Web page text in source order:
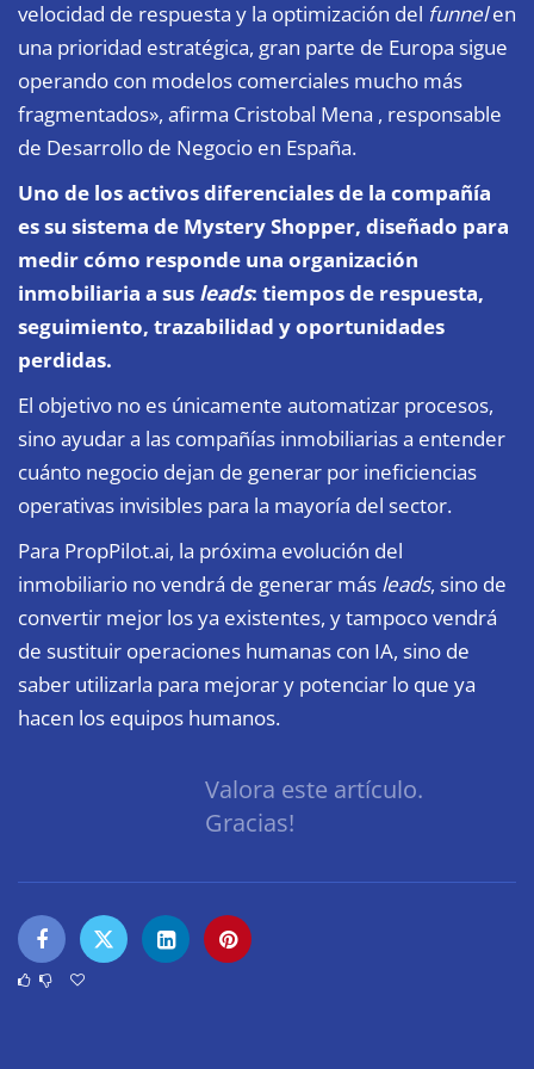
velocidad de respuesta y la optimización del funnelen
una prioridad estratégica, gran parte de Europa sigue
operando con modelos comerciales mucho más
fragmentados», afirma Cristobal Mena , responsable
de Desarrollo de Negocio en España.
Uno de los activos diferenciales de la compañía
es su sistema de Mystery Shopper, diseñado para
medir cómo responde una organización
inmobiliaria a sus leads: tiempos de respuesta,
seguimiento, trazabilidad y oportunidades
perdidas.
El objetivo no es únicamente automatizar procesos,
sino ayudar a las compañías inmobiliarias a entender
cuánto negocio dejan de generar por ineficiencias
operativas invisibles para la mayoría del sector.
Para PropPilot.ai, la próxima evolución del
inmobiliario no vendrá de generar más leads, sino de
convertir mejor los ya existentes, y tampoco vendrá
de sustituir operaciones humanas con IA, sino de
saber utilizarla para mejorar y potenciar lo que ya
hacen los equipos humanos.
Valora este artículo.
Gracias!